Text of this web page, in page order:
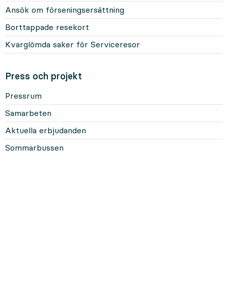
Ansök om förseningsersättning
Borttappade resekort
Kvarglömda saker för Serviceresor
Press och projekt
Pressrum
Samarbeten
Aktuella erbjudanden
Sommarbussen